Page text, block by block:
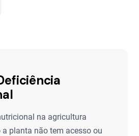
na agricultura
a planta não tem acesso ou